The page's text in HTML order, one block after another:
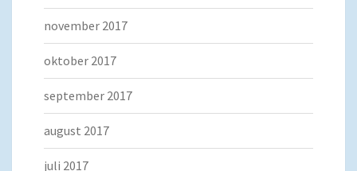
november 2017
oktober 2017
september 2017
august 2017
juli 2017